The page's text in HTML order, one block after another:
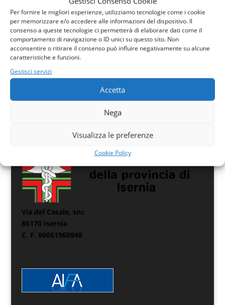
Per fornire le migliori esperienze, utilizziamo tecnologie come i cookie
per memorizzare e/o accedere alle informazioni del dispositivo. Il
consenso a queste tecnologie ci permetterà di elaborare dati come il
comportamento di navigazione o ID unici su questo sito. Non
acconsentire o ritirare il consenso può influire negativamente su alcune
caratteristiche e funzioni.
Gestisci servizi
Accetta
Nega
Visualizza le preferenze
Cookie Policy
Via del Casale, snc
86170 Isernia
C. F. 80051960948